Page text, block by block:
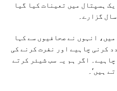
ہسپتال میں تعینات کیا گیا
انہوں نے صحافیوں سے کہا
کرنی چاہیے اور نفرت کرنے کی
اگر ہم یہ سب شیئر کرتے
ہیں‘۔